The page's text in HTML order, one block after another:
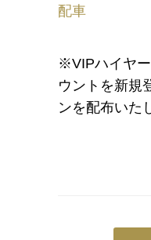
配車
※VIPハイヤ
ウントを新規
ンを配布いた